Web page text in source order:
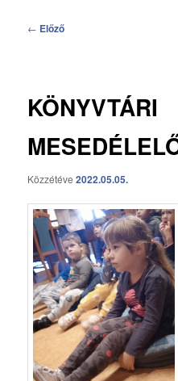
Bejegyzés
← Előző
KÖNYVTÁRI
Közzétéve2022.05.05.